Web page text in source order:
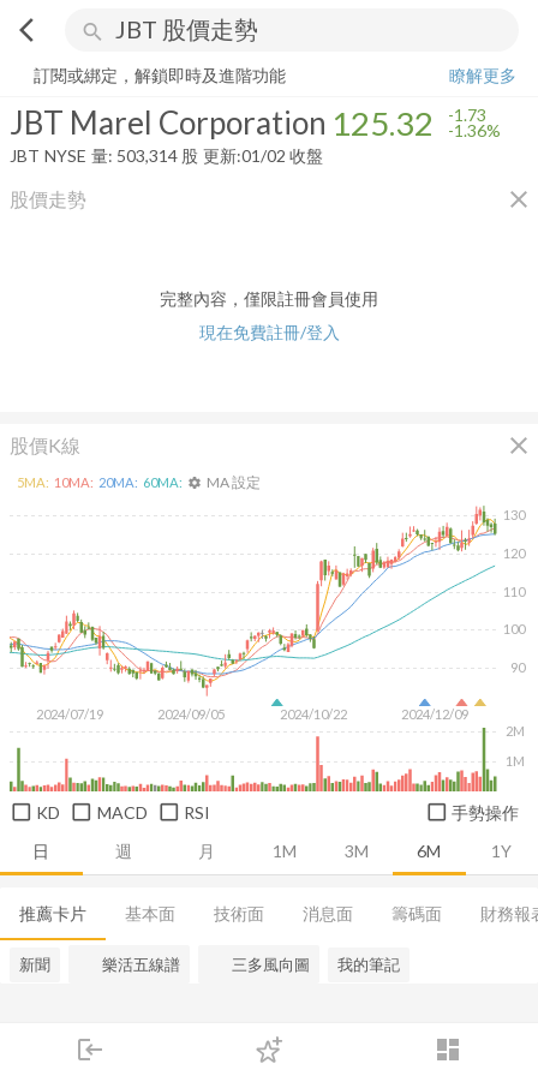
arrow_back_ios search
login dashboard
下單
JBT Marel Corporation 125.32-1.36%
訂閱或綁定，解鎖即時及進階功能
瞭解更多
JBT Marel Corporation 125.32 -1.73
-1.36%
JBT NYSE 量: 503,314 股 更新:01/02 收盤
股價走勢 close
完整內容，僅限註冊會員使用
現在免費註冊/登入
股價K線 close
日 週 月 1M 3M 6M 1Y
2024/07/19 2024/09/05 2024/10/22 2024/12/09
90
100
110
120
130
1M
2M
5MA: 10MA: 20MA: 60MA: settings MA 設定
KD MACD RSI 手勢操作
推薦卡片 基本面 技術面 消息面 籌碼面 財務報
新聞 樂活五線譜 三多風向圖 我的筆記